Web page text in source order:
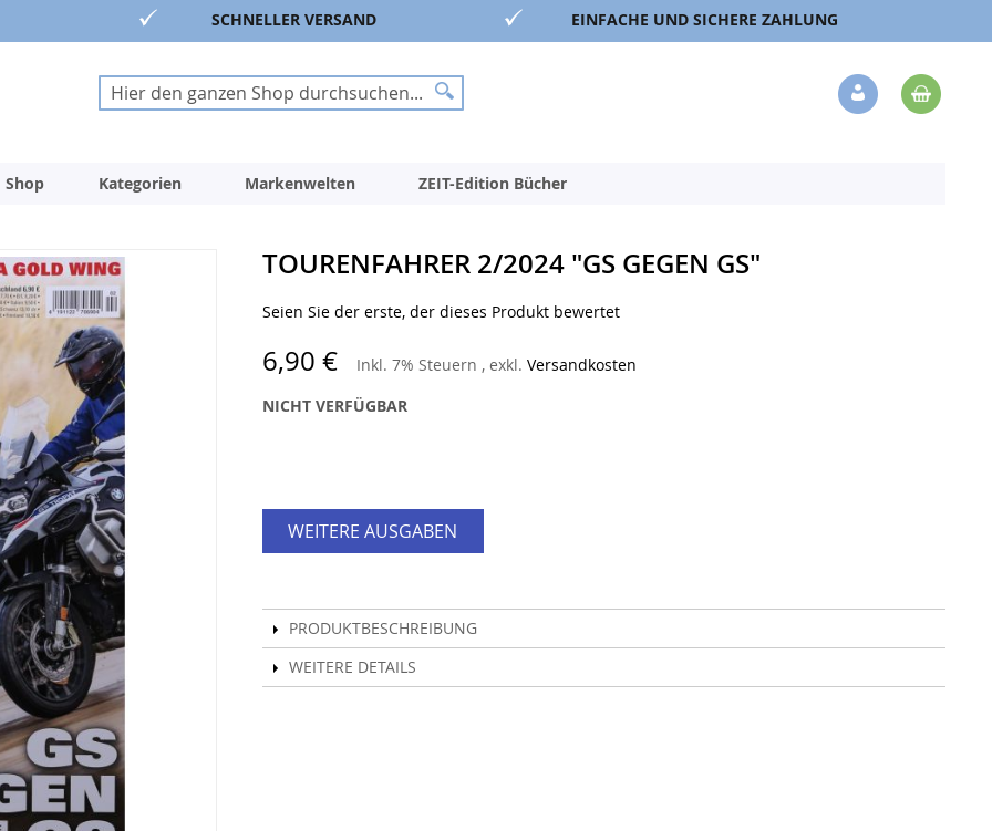
SCHNELLER VERSAND EINFACHE UND SICHERE ZAHLUNG
Suche
Suche
Veränderung
Shop Kategorien Markenwelten ZEIT-Edition Bücher
TOURENFAHRER 2/2024 "GS GEGEN GS"
Seien Sie der erste, der dieses Produkt bewertet
6,90 € Inkl. 7% Steuern , exkl. Versandkosten
NICHT VERFÜGBAR
WEITERE AUSGABEN
PRODUKTBESCHREIBUNG
WEITERE DETAILS